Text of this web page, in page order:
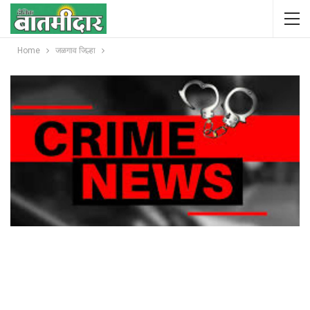
Home जळगाव जिल्हा